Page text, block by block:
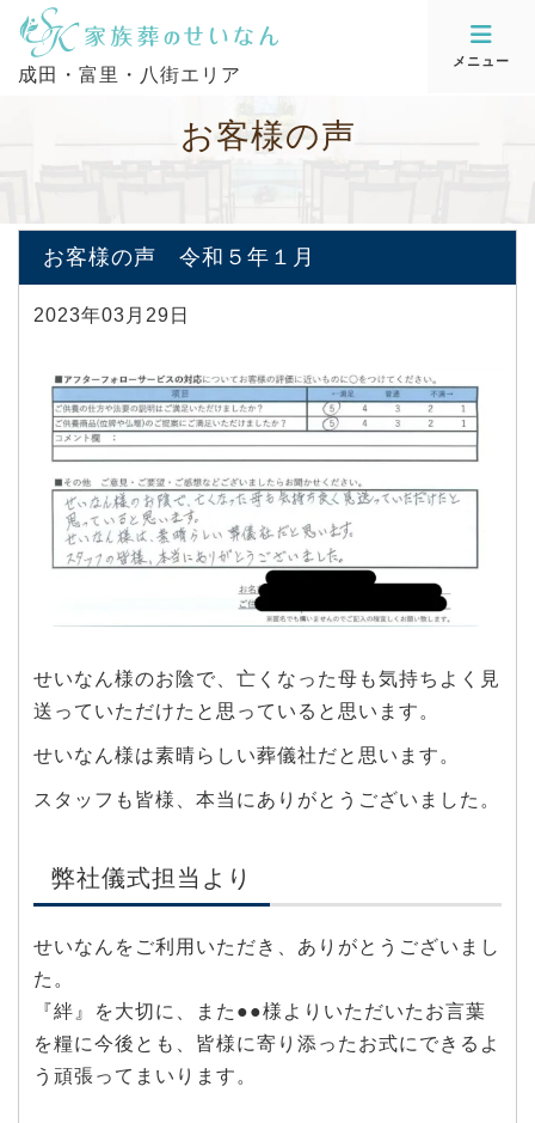
成田・富里・八街エリア
メニュー
お客様の声
お客様の声 令和５年１月
2023年03月29日
せいなん様のお陰で、亡くなった母も気持ちよく見
送っていただけたと思っていると思います。
せいなん様は素晴らしい葬儀社だと思います。
スタッフも皆様、本当にありがとうございました。
弊社儀式担当より
せいなんをご利用いただき、ありがとうございまし
た。
『絆』を大切に、また●●様よりいただいたお言葉
を糧に今後とも、皆様に寄り添ったお式にできるよ
う頑張ってまいります。